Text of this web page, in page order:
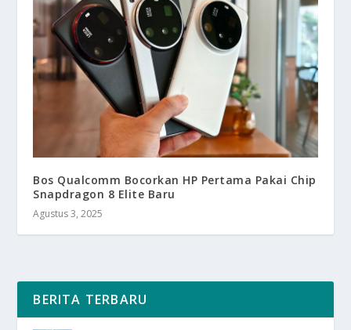
Bos Qualcomm Bocorkan HP Pertama Pakai Chip
Snapdragon 8 Elite Baru
Agustus 3, 2025
BERITA TERBARU